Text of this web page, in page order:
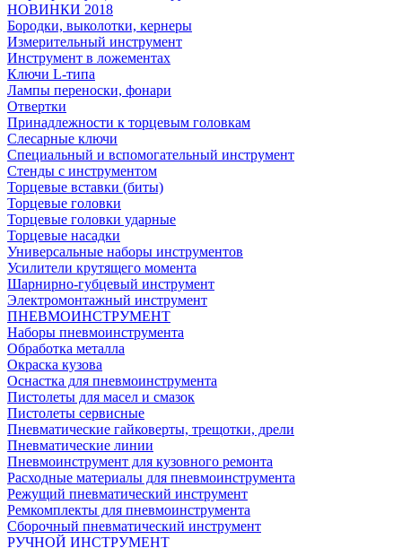
НОВИНКИ 2018
Бородки, выколотки, кернеры
Измерительный инструмент
Инструмент в ложементах
Ключи L-типа
Лампы переноски, фонари
Отвертки
Принадлежности к торцевым головкам
Слесарные ключи
Специальный и вспомогательный инструмент
Стенды с инструментом
Торцевые вставки (биты)
Торцевые головки
Торцевые головки ударные
Торцевые насадки
Универсальные наборы инструментов
Усилители крутящего момента
Шарнирно-губцевый инструмент
Электромонтажный инструмент
ПНЕВМОИНСТРУМЕНТ
Наборы пневмоинструмента
Обработка металла
Окраска кузова
Оснастка для пневмоинструмента
Пистолеты для масел и смазок
Пистолеты сервисные
Пневматические гайковерты, трещотки, дрели
Пневматические линии
Пневмоинструмент для кузовного ремонта
Расходные материалы для пневмоинструмента
Режущий пневматический инструмент
Ремкомплекты для пневмоинструмента
Сборочный пневматический инструмент
РУЧНОЙ ИНСТРУМЕНТ